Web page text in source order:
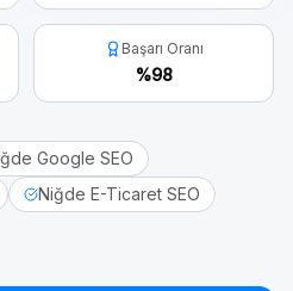
Başarı Oranı
%98
Google SEO
Niğde E-Ticaret SEO